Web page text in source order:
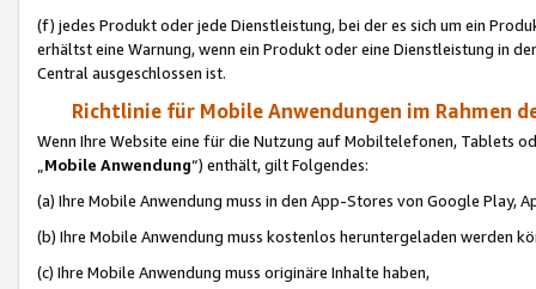
(f) jedes Produkt oder jede Dienstleistung, bei der es sich um ein
erhältst eine Warnung, wenn ein Produkt oder eine Dienstleistung in
Central ausgeschlossen ist.
Richtlinie für Mobile Anwendungen im Rahmen
Wenn Ihre Website eine für die Nutzung auf Mobiltelefonen, Tablets
„Mobile Anwendung“) enthält, gilt Folgendes:
(a) Ihre Mobile Anwendung muss in den App-Stores von Google Play,
(b) Ihre Mobile Anwendung muss kostenlos heruntergeladen werden
(c) Ihre Mobile Anwendung muss originäre Inhalte haben,